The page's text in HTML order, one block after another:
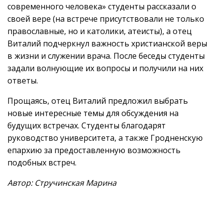
современного человека» студенты рассказали о
своей вере (на встрече присутствовали не только
православные, но и католики, атеисты), а отец
Виталий подчеркнул важность христианской веры
в жизни и служении врача. После беседы студенты
задали волнующие их вопросы и получили на них
ответы.
Прощаясь, отец Виталий предложил выбрать
новые интересные темы для обсуждения на
будущих встречах. Студенты благодарят
руководство университета, а также Гродненскую
епархию за предоставленную возможность
подобных встреч.
Автор: Стручинская Марина